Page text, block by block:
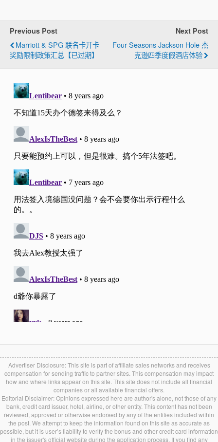
Previous Post
Marriott & SPG 联名卡开卡
奖励限制政策汇总【已过期】
Next Post
Four Seasons Jackson Hole 杰
克逊四季度假酒店体验
Advertiser Disclosure: This site is part of affiliate sales networks and receives
compensation for sending traffic to partner sites. This compensation may impact
how and where links appear on this site. This site does not include all financial
companies or all available financial offers.
Editorial Disclaimer: Opinions expressed here are author's alone, not those of any
bank, credit card issuer, hotel, airline, or other entity. This content has not been
reviewed, approved or otherwise endorsed by any of the entities included within
the post. We attempt to keep the information found on this site as accurate as
possible, but it is user’s liability to verify the bonus and other credit card information
in the issuer's official website during the application process. If you find any